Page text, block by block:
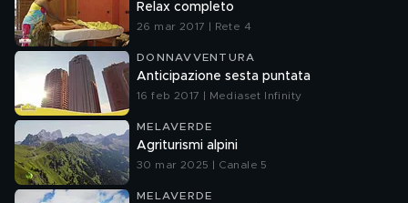
Relax completo
26 mar 2017 | Rete 4
DONNAVVENTURA
Anticipazione sesta puntata
16 feb 2017 | Mediaset Infinity
MELAVERDE
Agriturismi alpini
30 mar 2025 | Canale 5
MELAVERDE